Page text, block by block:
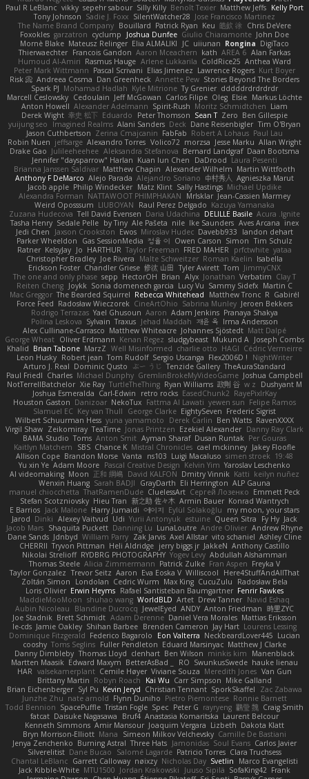
Paul R LeBlanc vikky sepehr sabour Silly Killy Benoît Texier Matthew Jeffs Kelly Port
Tony Johnson Sadie J. Foxx SilentWatcher28 Jose Francisco Martinez
The Name Brand Company Bouillard Patrick Ryan Keu 皓欽 涂 Chris DeVere
Foxokles garzatron cyclump Joshua Dunfee Giulio Chiaramonte John Doe
Mornè Blake Mateusz Relinger Elia ALMALIKI JC uiiunan Rongina DigiTaco
Thierwaechter Francois Gandon Aaron Mceachern kath AREA 6 Alan Farkas
Humoud Al-Amiri Rasmus Hauge Arlene Lukkarila ColdRice25 Anthea Ward
Peter Mark Wittmann Pascal Scrivani Elias Jimenez Lawrence Rogers Kurt Boyer
Risk 📀 Andreea Cosma Dan Greenheck Annette Pew Stories Beyond The Borders
Spark PJ Mohamad Hadlah Kyle Mitrione Ty Grenier dddddrdrdrdrdr
Marcell Ceslowsky Cedoulain Jeff McGowan Carlos Filipe Oleg Elsie Markus Löchte
Anton Howell Alexander Adelmann Spirit-Rush Moritz Schmidtchen Liam
Derek Wight 幸史 松下 Eduardo Peter Thomson Sean T Zero Ben Gillespie
yuijung seo
Imagined Realms Alani Sanders Deck Dane Reisenbigler Tim O'Bryan
Jason Cuthbertson Zerina Cmajcanin FabFab Robert A Lohaus Paul Lau
Robin Nuen jeffsarge Alexandro Torres Volico72 morzsa Jesse Marku Allan Wright
Drake Gao Julileeheehee Aleksandra Stefanova Bernard Landgraf Daan Bootsma
Jennifer "daysparrow" Harlan Kuan lun Chen DaDrood Laura Pesenti
Brianna Janssen Saldivar Matthew Chapin Alexander Wilhelm Martin Wittfooth
Anthony F DeMarco Alejo Parada Alejandro Soriano 中村秀人 Agnieszka Marut
Jacob apple Philip Windecker Matz Klint Sally Hastings Michael Updike
Alexandra Forman NATTAWOOT PHIMPHAKAN MrIsklar Jean-Cassien Marmey
Weird Oposssum LIUBOYAN Raul Perez Delgado Kazuya Yamanaka
Zuzana Hudecova Tell David Evensen Daria Udachina DELILLE Basile Acura .Ignite
Tasha Henry Sedale Pelle by Tiny Ale Pašeta nile Ike Saunders Aves Arcana inex
Jedi Chen
Jaxson Crookston Ewos Miroslav Hudec Davebb933
landon dehart
Parker Wheeldon
Gas SessionMedia 정율 이 Owen Carson Simon Tim Schulz
Ratner KelsyJay Jo HARTHUR Taylor Freeman FRED MAHER prfctwhite yataa
Christopher Bradley Joe Rivera Malte Schweitzer Roman Kaelin Isabella
Erickson Foster Chandler Griese 修汰 山田 Tyler Avirett Tom JimmyCNX
The one and only phase sepp HectorOH Brian Alyx Jonathan Verbatim Clay T
Reiten Cheng Joykk Sonia domenech garcia Lucy Vu Sammy Sidefx Martin C
Mac Greggor The Bearded Squirrel Rebecca Whitehead Matthew Tronc R Gabirél
Force Feed Radosław Wieczorek CineArtOhio Sabrina Munley Jeroen Bekkers
Rodrigo Terrazas Yael Ghusoun Aaron Adam Jenkins Pranaya Shakya
Polina Leskova Sylvain Traxus Jehad Maddah 재윤 옥 Irma Andersson
Alex Cullinane-Carrasco Matthew Whiteacre Johannes Sjöstedt Matt Dalpé
George Wheat Oliver Erdmann Kenan Regez sludgybeast Mukund A Joseph Combs
Khalid Brian Tabone MarzZ Well Misinformed charlie otto HAGI Cédric Vermeirre
Leon Husky Robert jean Tom Rudolf Sergio Uscanga Flex2006D !
NightWriter
Arturo J. Real Dominic Qusto ぶー うじ Tenzide Gallery TheAuraStandard
Paul Friedl Charles Michael Dunphy GremlinBrokeMyVideoGame Joshua Campbell
NotTerrellBatchelor Xie Ray TurtleTheThing Ryan Williams 政則 谷 w z
Dushyant M
Joshua Esmeralda Carl-Edwin retro rocks EasedChunk2 RayePixlrKay
Houston Gaston Danizoar NekoTux Fattma Al Lawati yewen sun Felipe Ramos
Slamuel EC Key van Thull George Clarke EightySeven Frederic Sigrist
Wilbert Schuurman Hess yuna yamamoto Derek Carlin Ben Watts RavenXXXX
Virgil Shaw Zeikomiray TeaTime Jonas Printzen Ezekiel Alexander Danny Ray Clark
BAMA Studio Toms Anton Smit Ayman Sharaf Dusan Runtak Per Gouras
Kaitlyn Matchem
SBS Chance K Mistral Chronicles cael mckinney Jakey Floofle
Allison Cope Brandon Morse Vanta ns103 Luigi Macaluso simen stroek 19:48
Yu xin Ye Adam Moore Pascal Creative Design Kelvin Yim Yaroslav Leschenko
AI videomaking Moon 正和 綱嶋 David KALFON Dmitry Vinnik Katti keilyn nuñez
Wenxin Huang Sarah BADJI GrayDarth Eli Herrington ALP Gauna
manuel chiocchetta ThatRamenDude CluelessArt Cергей Лозенко Emmett Peck
Stefan Scotzniovsky Hieu Tran 新之助 佐々木 Armin Bauer Konrad Wantrych
E Barrios Jack Malone Harry Jumaidi 에이지 Eylül Solakoğlu
my moon, your stars
Jarod Dinki Alexey Vaitvud Udi Yurii Antonyuk estuine Queen Sitra Fy Hy Jack
Jacob Mars Shaquita Puckett Danning Lu LunaLoutre Andre Olivier Andrew Rhyne
Dane Sands Jdnbyd William Parry Zak Jarvis Axel Allstar vito schaniel Ashley Cline
CHERRII Tryvon Pittman Heli Aldridge jerry biggs jr JakkeN Anthony Castillo
Nikolai Strelioff RYDBRG PHOTOGRAPHY Yogev Levy Abdullah Alshammari
Thomas Steele Alicia Zimmermann Patrick Zulke Fran Aspen Freyka V
Taylor Gonzalez Trevor Seitz Aaron Eva Eoska V Williscool
Here4StuffAndAllThat
Zoltán Simon
Londolan Cedric Wurm Max King CucuZulu
Radosław Bela
Loris Olivier Erwin Heyms Rafael Santisteban Baumgartner Fenrir Fawkes
MaddieMooMoon shuhao wang WorldBLD Artet Drew Tanner Navid Eshaq
Aubin Nicoleau
Blandine Ducrocq JewelEyed ANDY Anton Friedman 時里ZYC
Joe Stadnik Brett Schmidt Adam Derenne Daniel Vera Morales Mattias Eriksson
le-cds Jamie Oakley Shihan Barbee Brenden Cameron Jay Hart Lourens Lessing
Dominique Fitzgerald Federico Bagarolo Eon Valterra NeckbeardLover445 Lucian
cooshy Toms Seglins Fuller Pendleton Eduard Marsinyac Matthew J Clarke
Danny Dimbleby Thomas Lloyd clenhart Ben Wilson minkis kim
Manenblack
Martten Maasik Edward Maxym BetterAsBad _ RO SwunkusSwede hauke lienau
HAR valsekamerplant Cemile Høyer Viviane Souza Meredith Jones Van Gun
Brittany Martin Robyn Roach Kai Wu Carr Simpson Mike Galland
Brian Eichenberger Syl Pu Kevin Jeryd Christian Tennant SporkSkaffel
Zac Zabawa
Junzhe Zhu nate arnold Flynn Duniho Pietro Piemontese Ronnie Barnett
Todd Bennion SpacePuffle Tristan Fogle Spec Peter G rayryeng 鸝瑩 魏 Craig Smith
fatcat Daisuke Nagasawa Bruf4 Anastasia Komaritska Laurent Belcour
Kenneth Simmons Amir Mansour Joaquim Vergara Lizbeth Dakota Klatt
Bryn Morrison-Elliott Mana Simeon Milkov Velchevsky Camille De Bastiani
Jenya Zenchenko Burning Astral Three Hats Jamonidas Soul Evans Carlos Javier
Silverelitist Dane Bucao Salomé Lagarde Patricio Torres Clara Truchsess
Chantal LeBlanc Garrett Calloway nøixzy Nicholas Day Svetlin
Marco Evangelisti
Jack Kibble-White MTU1500 Jordan Krakowski Juuso Sipilä SofaKing42 Frank